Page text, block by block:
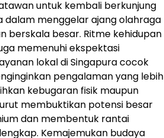
untuk kembali berkunjung
dalam menggelar ajang olahraga
berskala besar. Ritme kehidupan
memenuhi ekspektasi
lokal di Singapura cocok
pengalaman yang lebih
kebugaran fisik maupun
membuktikan potensi besar
dan membentuk rantai
Kemajemukan budaya